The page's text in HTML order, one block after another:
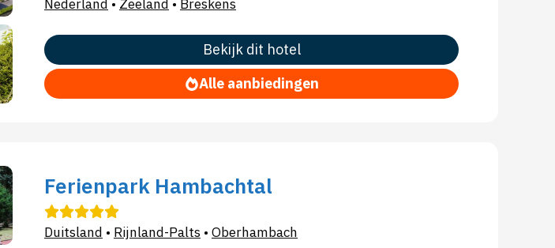
Nederland • Zeeland • Breskens
Bekijk dit hotel
Alle aanbiedingen
Ferienpark Hambachtal
Duitsland • Rijnland-Palts • Oberhambach